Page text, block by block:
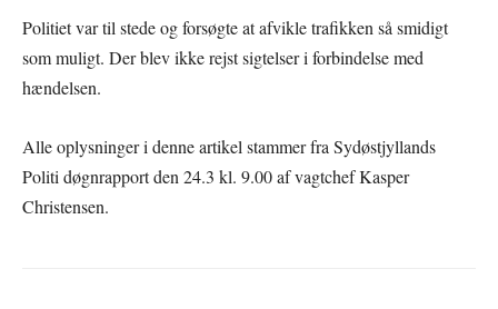
Politiet var til stede og forsøgte at afvikle trafikken så smidigt
som muligt. Der blev ikke rejst sigtelser i forbindelse med
hændelsen.
Alle oplysninger i denne artikel stammer fra Sydøstjyllands
Politi døgnrapport den 24.3 kl. 9.00 af vagtchef Kasper
Christensen.